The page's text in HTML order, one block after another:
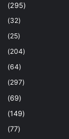
(295)
(32)
(25)
(204)
(64)
(297)
(69)
(149)
(77)